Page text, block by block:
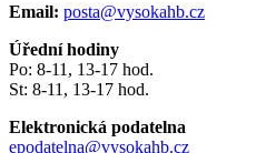
Email: posta@vysokahb.cz
Úřední hodiny
Po: 8-11, 13-17 hod.
St: 8-11, 13-17 hod.
Elektronická podatelna
epodatelna@vysokahb.cz